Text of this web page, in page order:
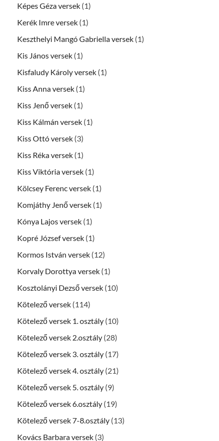
Képes Géza versek (1)
Kerék Imre versek (1)
Keszthelyi Mangó Gabriella versek (1)
Kis János versek (1)
Kisfaludy Károly versek (1)
Kiss Anna versek (1)
Kiss Jenő versek (1)
Kiss Kálmán versek (1)
Kiss Ottó versek (3)
Kiss Réka versek (1)
Kiss Viktória versek (1)
Kölcsey Ferenc versek (1)
Komjáthy Jenő versek (1)
Kónya Lajos versek (1)
Kopré József versek (1)
Kormos István versek (12)
Korvaly Dorottya versek (1)
Kosztolányi Dezső versek (10)
Kötelező versek (114)
Kötelező versek 1. osztály (10)
Kötelező versek 2.osztály (28)
Kötelező versek 3. osztály (17)
Kötelező versek 4. osztály (21)
Kötelező versek 5. osztály (9)
Kötelező versek 6.osztály (19)
Kötelező versek 7-8.osztály (13)
Kovács Barbara versek (3)